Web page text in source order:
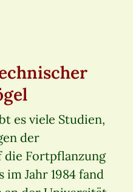
es viele Studien,
der
die Fortpflanzung
Jahr 1984 fand